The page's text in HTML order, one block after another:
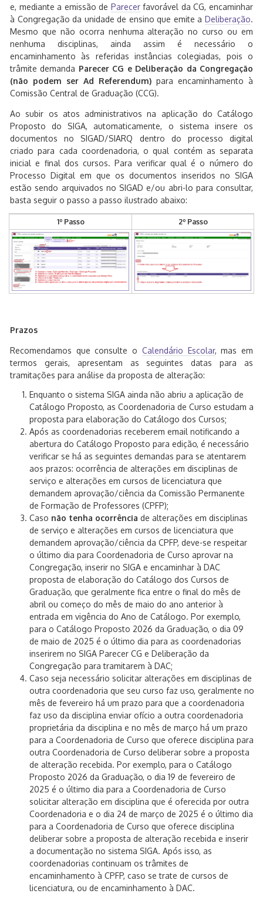
e, mediante a emissão de Parecerfavorável da CG, encaminhar
à Congregação da unidade de ensino que emite a Deliberação.
Mesmo que não ocorra nenhuma alteração no curso ou em
nenhuma disciplinas, ainda assim é necessário o
encaminhamento às referidas instâncias colegiadas, pois o
trâmite demanda Parecer CG e Deliberação da Congregação
(não podem ser Ad Referendum) para encaminhamento à
Comissão Central de Graduação (CCG).
Ao subir os atos administrativos na aplicação do Catálogo
Proposto do SIGA, automaticamente, o sistema insere os
documentos no SIGAD/SIARQ dentro do processo digital
criado para cada coordenadoria, o qual contém as separata
inicial e final dos cursos. Para verificar qual é o número do
Processo Digital em que os documentos inseridos no SIGA
estão sendo arquivados no SIGAD e/ou abri-lo para consultar,
basta seguir o passo a passo ilustrado abaixo:
1º Passo 2º Passo
Prazos
Recomendamos que consulte o Calendário Escolar, mas em
termos gerais, apresentam as seguintes datas para as
tramitações para análise da proposta de alteração:
Enquanto o sistema SIGA ainda não abriu a aplicação de
Catálogo Proposto, as Coordenadoria de Curso estudam a
proposta para elaboração do Catálogo dos Cursos;
Após as coordenadorias receberem email notificando a
abertura do Catálogo Proposto para edição, é necessário
verificar se há as seguintes demandas para se atentarem
aos prazos: ocorrência de alterações em disciplinas de
serviço e alterações em cursos de licenciatura que
demandem aprovação/ciência da Comissão Permanente
de Formação de Professores (CPFP);
Caso não tenha ocorrência de alterações em disciplinas
de serviço e alterações em cursos de licenciatura que
demandem aprovação/ciência da CPFP, deve-se respeitar
o último dia para Coordenadoria de Curso aprovar na
Congregação, inserir no SIGA e encaminhar à DAC
proposta de elaboração do Catálogo dos Cursos de
Graduação, que geralmente fica entre o final do mês de
abril ou começo do mês de maio do ano anterior à
entrada em vigência do Ano de Catálogo. Por exemplo,
para o Catálogo Proposto 2026 da Graduação, o dia 09
de maio de 2025 é o último dia para as coordenadorias
inserirem no SIGA Parecer CG e Deliberação da
Congregação para tramitarem à DAC;
Caso seja necessário solicitar alterações em disciplinas de
outra coordenadoria que seu curso faz uso, geralmente no
mês de fevereiro há um prazo para que a coordenadoria
faz uso da disciplina enviar ofício a outra coordenadoria
proprietária da disciplina e no mês de março há um prazo
para a Coordenadoria de Curso que oferece disciplina para
outra Coordenadoria de Curso deliberar sobre a proposta
de alteração recebida. Por exemplo, para o Catálogo
Proposto 2026 da Graduação, o dia 19 de fevereiro de
2025 é o último dia para a Coordenadoria de Curso
solicitar alteração em disciplina que é oferecida por outra
Coordenadoria e o dia 24 de março de 2025 é o último dia
para a Coordenadoria de Curso que oferece disciplina
deliberar sobre a proposta de alteração recebida e inserir
a documentação no sistema SIGA. Após isso, as
coordenadorias continuam os trâmites de
encaminhamento à CPFP, caso se trate de cursos de
licenciatura, ou de encaminhamento à DAC.